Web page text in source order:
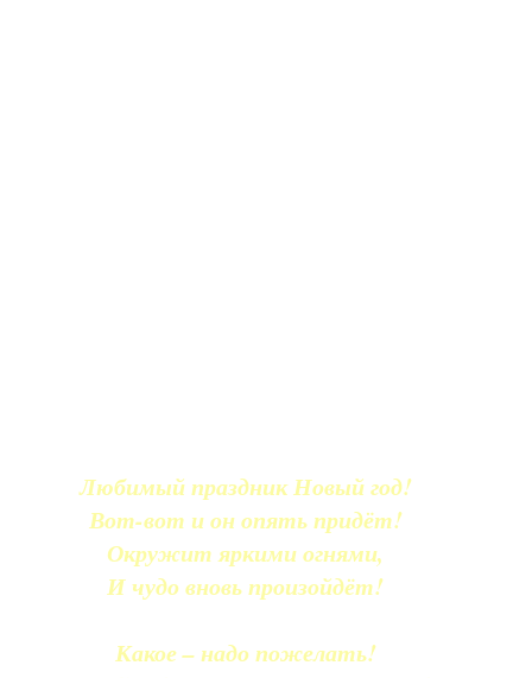
Любимый праздник Новый год!
Вот-вот и он опять придёт!
Окружит яркими огнями,
И чудо вновь произойдёт!
Какое – надо пожелать!